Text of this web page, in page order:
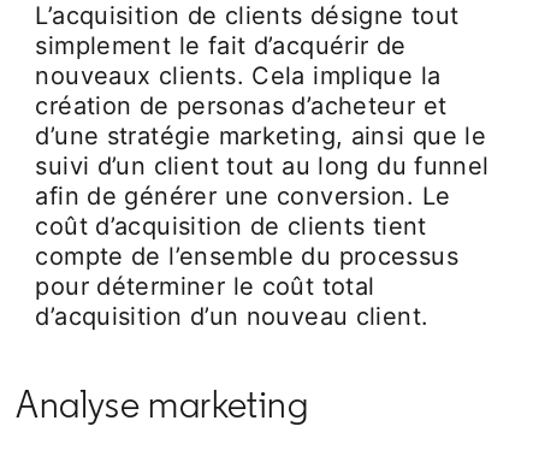
L’acquisition de clients désigne tout
simplement le fait d’acquérir de
nouveaux clients. Cela implique la
création de personas d’acheteur et
d’une stratégie marketing, ainsi que le
suivi d’un client tout au long du funnel
afin de générer une conversion. Le
coût d’acquisition de clients tient
compte de l’ensemble du processus
pour déterminer le coût total
d’acquisition d’un nouveau client.
Analyse marketing